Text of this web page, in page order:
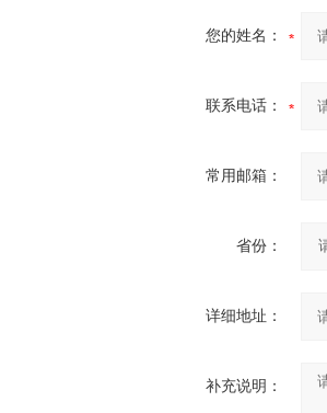
您的姓名：
联系电话：
常用邮箱：
省份：
详细地址：
补充说明：